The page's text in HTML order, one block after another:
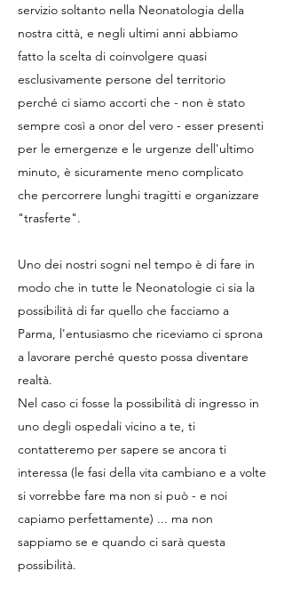
servizio soltanto nella Neonatologia della
nostra città, e negli ultimi anni abbiamo
fatto la scelta di coinvolgere quasi
esclusivamente persone del territorio
perché ci siamo accorti che - non è stato
sempre così a onor del vero - esser presenti
per le emergenze e le urgenze dell'ultimo
minuto, è sicuramente meno complicato
che percorrere lunghi tragitti e organizzare
"trasferte".
Uno dei nostri sogni nel tempo è di fare in
modo che in tutte le Neonatologie ci sia la
possibilità di far quello che facciamo a
Parma, l'entusiasmo che riceviamo ci sprona
a lavorare perché questo possa diventare
realtà.
Nel caso ci fosse la possibilità di ingresso in
uno degli ospedali vicino a te, ti
contatteremo per sapere se ancora ti
interessa (le fasi della vita cambiano e a volte
si vorrebbe fare ma non si può - e noi
capiamo perfettamente) ... ma non
sappiamo se e quando ci sarà questa
possibilità.